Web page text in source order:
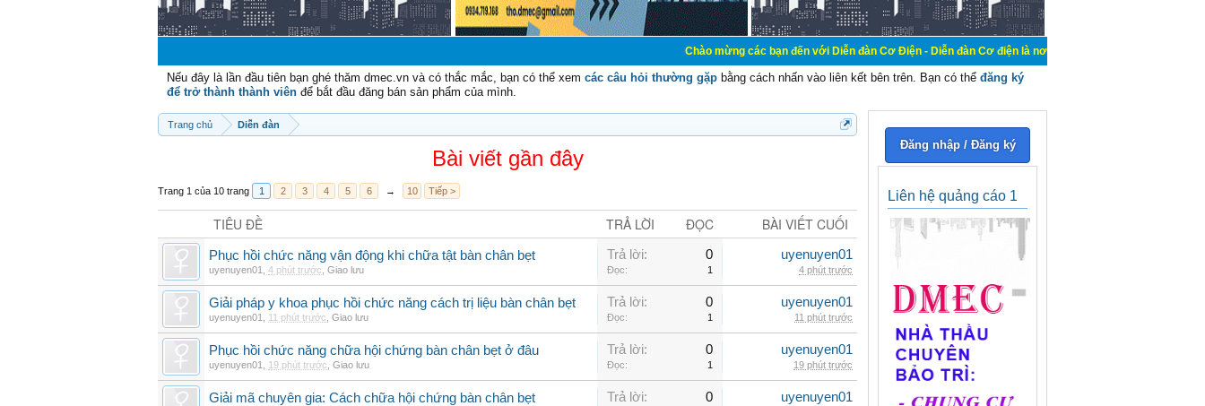
Chào mừng các bạn đến với Diễn đàn Cơ Điện - Diễn đàn Cơ điện là nơi chia sẽ kiến thức kinh nghiệm trong
Nếu đây là lần đầu tiên bạn ghé thăm dmec.vn và có thắc mắc, bạn có thể xem các câu hỏi thường gặp bằng cách nhấn vào liên kết bên trên. Bạn có thể đăng ký
để trở thành thành viên để bắt đầu đăng bán sản phẩm của mình.
Trang chủ Diễn đàn
Bài viết gần đây
Trang 1 của 10 trang 1 2 3 4 5 6 → 10 Tiếp >
TIÊU ĐỀ TRẢ LỜI ĐỌC BÀI VIẾT CUỐI
Phục hồi chức năng vận động khi chữa tật bàn chân bẹt
uyenuyen01 4 phút trước Giao lưu
Trả lời: 0
Đọc: 1
uyenuyen01
4 phút trước
Giải pháp y khoa phục hồi chức năng cách trị liệu bàn chân bẹt
uyenuyen01 11 phút trước Giao lưu
Trả lời: 0
Đọc: 1
uyenuyen01
11 phút trước
Phục hồi chức năng chữa hội chứng bàn chân bẹt ở đâu
uyenuyen01 19 phút trước Giao lưu
Trả lời: 0
Đọc: 1
uyenuyen01
19 phút trước
Giải mã chuyên gia: Cách chữa hội chứng bàn chân bẹt Trả lời: 0 uyenuyen01
Đăng nhập / Đăng ký
Liên hệ quảng cáo 1